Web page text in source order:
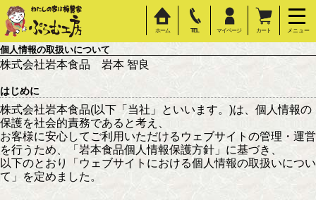
ホーム TEL マイページ カート メニュー
個人情報の取扱いについて
株式会社岩本食品 岩本 智良
はじめに
株式会社岩本食品(以下「当社」といいます。)は、個人情報の
保護を社会的責務であると考え、
お客様に安心してご利用いただけるウェブサイトの管理・運営
を行うため、「岩本食品個人情報保護方針」に基づき、
以下のとおり「ウェブサイトにおける個人情報の取扱いについ
て」を定めました。